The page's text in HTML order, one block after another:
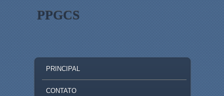
PPGCS
SKIP TO PRIMARY CONTENT
SKIP TO SECONDARY CONTENT
PRINCIPAL
CONTATO